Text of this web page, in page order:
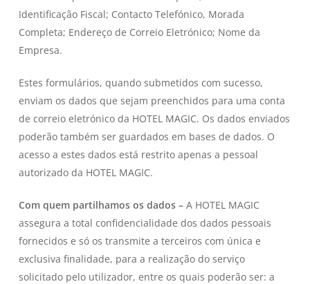
Identificação Fiscal; Contacto Telefónico, Morada
Completa; Endereço de Correio Eletrónico; Nome da
Empresa.
Estes formulários, quando submetidos com sucesso,
enviam os dados que sejam preenchidos para uma conta
de correio eletrónico da HOTEL MAGIC. Os dados enviados
poderão também ser guardados em bases de dados. O
acesso a estes dados está restrito apenas a pessoal
autorizado da HOTEL MAGIC.
Com quem partilhamos os dados – A HOTEL MAGIC
assegura a total confidencialidade dos dados pessoais
fornecidos e só os transmite a terceiros com única e
exclusiva finalidade, para a realização do serviço
solicitado pelo utilizador, entre os quais poderão ser: a